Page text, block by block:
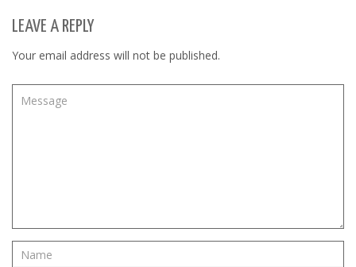
LEAVE A REPLY
Your email address will not be published.